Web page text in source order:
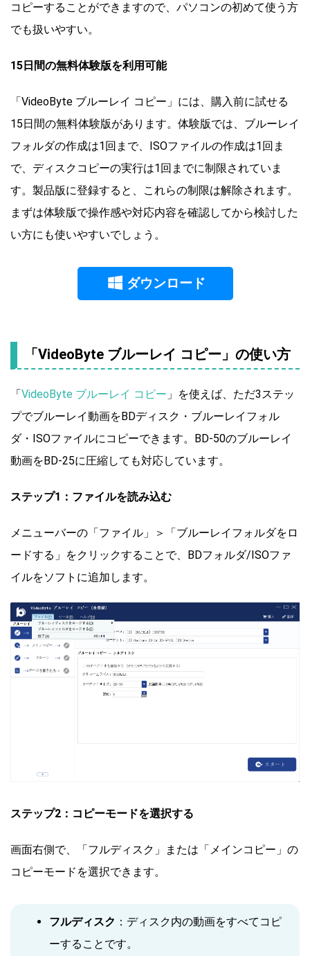
コピーすることができますので、パソコンの初めて使う方
でも扱いやすい。
15日間の無料体験版を利用可能
「VideoByte ブルーレイ コピー」には、購入前に試せる
15日間の無料体験版があります。体験版では、ブルーレイ
フォルダの作成は1回まで、ISOファイルの作成は1回ま
で、ディスクコピーの実行は1回までに制限されていま
す。製品版に登録すると、これらの制限は解除されます。
まずは体験版で操作感や対応内容を確認してから検討した
い方にも使いやすいでしょう。
ダウンロード
「VideoByte ブルーレイ コピー」の使い方
「VideoByte ブルーレイ コピー 」を使えば、ただ3ステッ
プでブルーレイ動画をBDディスク・ブルーレイフォル
ダ・ISOファイルにコピーできます。BD-50のブルーレイ
動画をBD-25に圧縮しても対応しています。
ステップ1：ファイルを読み込む
メニューバーの「ファイル」＞「ブルーレイフォルダをロ
ードする」をクリックすることで、BDフォルダ/ISOファ
イルをソフトに追加します。
ステップ2：コピーモードを選択する
画面右側で、「フルディスク」または「メインコピー」の
コピーモードを選択できます。
フルディスク ：ディスク内の動画をすべてコピ
ーすることです。